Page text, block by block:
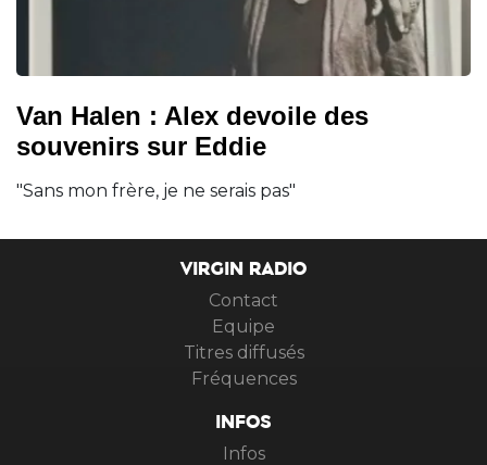
Van Halen : Alex devoile des
souvenirs sur Eddie
"Sans mon frère, je ne serais pas"
VIRGIN RADIO
Contact
Equipe
Titres diffusés
Fréquences
INFOS
Infos